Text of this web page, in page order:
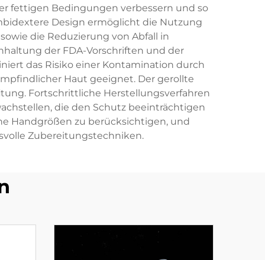
fettigen Bedingungen verbessern und so
Design ermöglicht die Nutzung
die Reduzierung von Abfall in
der FDA-Vorschriften und der
das Risiko einer Kontamination durch
Haut geeignet. Der gerollte
Fortschrittliche Herstellungsverfahren
die den Schutz beeinträchtigen
Handgrößen zu berücksichtigen, und
Zubereitungstechniken.